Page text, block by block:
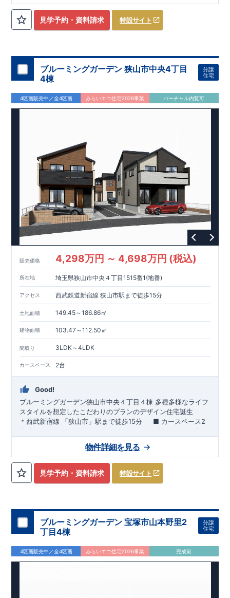
います。
【耐震等級3取得】
｢数百年に一度発生する地震に対して、倒壊、崩壊しない。｣
という基準から、さらに1.5倍の耐震力を達成しています。
【住宅性能評価ダブル取得】
・設計住宅性能評価：建物設計段階で、国が認めた第三者機関
が評価しています。
・建設住宅性能評価：評価を受けた図面通りに施工されている
【長期優良住宅】
長期優良住宅とは、｢良い家を作って、きちんと手入れをして、
長く大切に使う｣ことを目的とした認定制度。
住宅ローン減税、固定資産税などの税制優遇を受けられるだけ
でなく、中古市場でも、長期優良住宅が有利に働きます。
【充実のアフターサポート】
・東栄住宅では、お引渡し後最大10回の無料定期点検と、60年
間の品質保証を実施。
お引渡しからが本当のお付き合いだと考え、アフターサービス
を外部の業者に委託せず、
東栄住宅グループ「東栄ホームサー
スマートフォンで見やすい特設サイトはこちら
https://www.e-blooming.com/bukken/84575031/
見学予約・資料請求 特設サイト
ブルーミングガーデン 狭山市中央4丁目
4棟
分譲
住宅
4区画販売中／全4区画 みらいエコ住宅2026事業 バーチャル内覧可
販売価格 4,298万円 ～ 4,698万円 (税込)
所在地 埼玉県狭山市中央４丁目1515番1(地番)
アクセス 西武鉄道新宿線 狭山市駅まで徒歩15分
土地面積 149.45～186.86㎡
建物面積 103.47～112.50㎡
間取り 3LDK～4LDK
カースペース 2台
Good!
ブルーミングガーデン狭山市中央４丁目４棟 多種多様なライフ
スタイルを想定したこだわりのプランのデザイン住宅誕生
＊西武新宿線 「狭山市」駅まで徒歩15分
■ カースペース2
台確保 ■ 2ドア2クローゼットで3→4LDKに可能フレキシブル
インの洗面化粧台などこだわりの設備・仕様
安心して永く住める家
建築基準法に定められた、｢数百年に一度発生する地震に対し
て、倒壊、崩壊しない。｣という基準から、
でなく「+制震」という考えが広まっています ＊長期優良住宅
固定資産税・不動産取得税・ローン減税等税制優遇 中古市場で
も、長期優良住宅が有利に働きます
＊住宅性能ダブル取得予定
『設計』住宅性能評価‥‥建物設計段階で、国が認めた第三機関
が評価しております 『建設』住宅性能評価‥‥評価を受けた図面
通りに施工されているか、建設までに計4回チェックが行われ
ーお問い合わせは志木営業所までー
・資料請求・現地を見学したい・詳しい説明を受けたいなどお
気軽にお問い合わせくださいませ
スマートフォンで見やすい特設サイトはこちら
https://www.e-blooming.com/bukken/33075026/
見学予約・資料請求 特設サイト
物件詳細を見る
ブルーミングガーデン 宝塚市山本野里2
丁目4棟
分譲
住宅
4区画販売中／全4区画 みらいエコ住宅2026事業 完成前